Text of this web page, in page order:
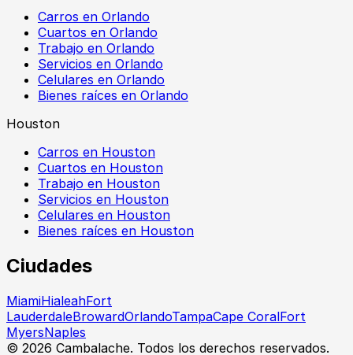
Carros en Orlando
Cuartos en Orlando
Trabajo en Orlando
Servicios en Orlando
Celulares en Orlando
Bienes raíces en Orlando
Houston
Carros en Houston
Cuartos en Houston
Trabajo en Houston
Servicios en Houston
Celulares en Houston
Bienes raíces en Houston
Ciudades
MiamiHialeahFort
LauderdaleBrowardOrlandoTampaCape CoralFort
MyersNaples
© 2026 Cambalache. Todos los derechos reservados.